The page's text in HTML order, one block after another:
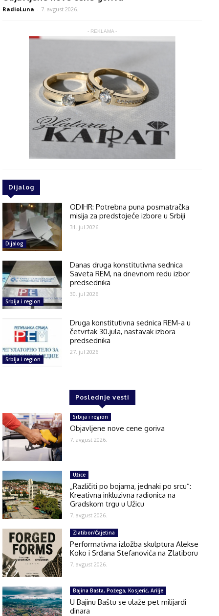
RadioLuna - 7. avgust 2026.
- REKLAMA -
Dijalog
Dijalog
ODIHR: Potrebna puna posmatračka
misija za predstojeće izbore u Srbiji
31. jul 2026.
Srbija i region
Danas druga konstitutivna sednica
Saveta REM, na dnevnom redu izbor
predsednika
30. jul 2026.
Srbija i region
Druga konstitutivna sednica REM-a u
četvrtak 30.jula, nastavak izbora
predsednika
27. jul 2026.
Poslednje vesti
Srbija i region
Objavljene nove cene goriva
7. avgust 2026.
Užice
„Različiti po bojama, jednaki po srcu“:
Kreativna inkluzivna radionica na
Gradskom trgu u Užicu
7. avgust 2026.
Zlatibor/Čajetina
Performativna izložba skulptura Alekse
Koko i Srđana Stefanovića na Zlatiboru
7. avgust 2026.
Bajina Bašta, Požega, Kosjerić, Arilje
U Bajinu Baštu se ulaže pet milijardi
dinara